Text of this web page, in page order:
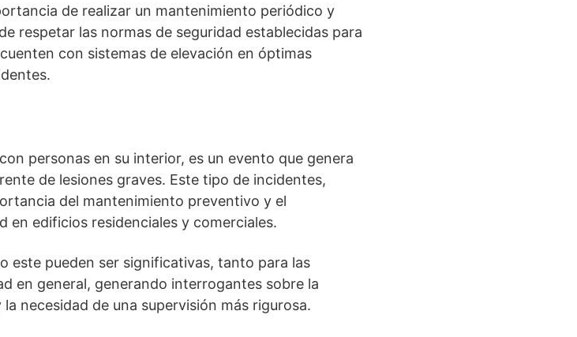
de realizar un mantenimiento periódico y
respetar las normas de seguridad establecidas para
con sistemas de elevación en óptimas
personas en su interior, es un evento que genera
de lesiones graves. Este tipo de incidentes,
del mantenimiento preventivo y el
en edificios residenciales y comerciales.
este pueden ser significativas, tanto para las
en general, generando interrogantes sobre la
necesidad de una supervisión más rigurosa.